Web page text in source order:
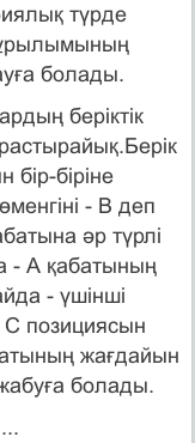
түрде
болады.
беріктік
біріне
- В деп
әр түрлі
- А қабатының
- үшінші
позициясын
жағдайын
болады.